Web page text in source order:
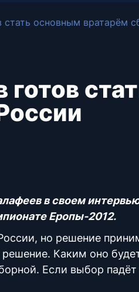
стать основным вратарём
в своем
Еропы-2012.
но решение
Каким оно
Если выбор